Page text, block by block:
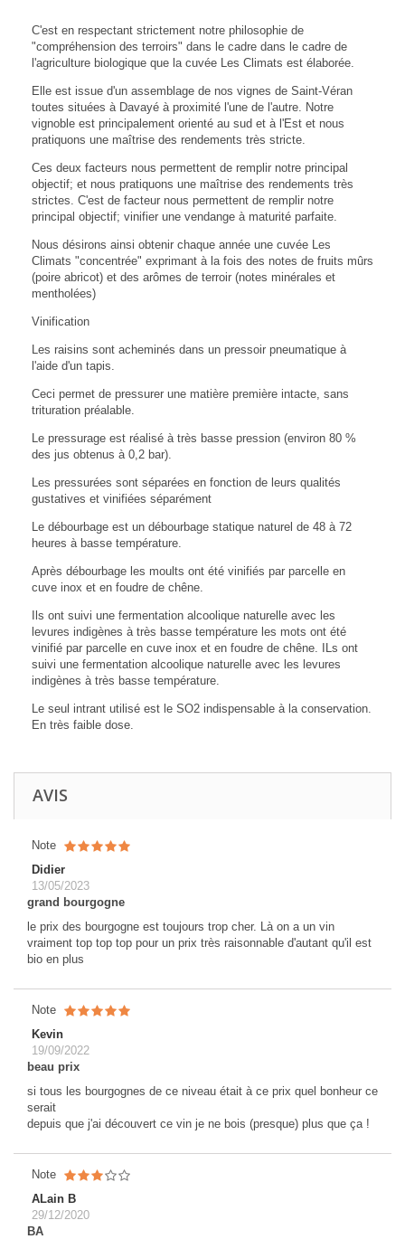
C'est en respectant strictement notre philosophie de
"compréhension des terroirs" dans le cadre dans le cadre de
l'agriculture biologique que la cuvée Les Climats est élaborée.
Elle est issue d'un assemblage de nos vignes de Saint-Véran
toutes situées à Davayé à proximité l'une de l'autre. Notre
vignoble est principalement orienté au sud et à l'Est et nous
pratiquons une maîtrise des rendements très stricte.
Ces deux facteurs nous permettent de remplir notre principal
objectif; et nous pratiquons une maîtrise des rendements très
strictes. C'est de facteur nous permettent de remplir notre
principal objectif; vinifier une vendange à maturité parfaite.
Nous désirons ainsi obtenir chaque année une cuvée Les
Climats "concentrée" exprimant à la fois des notes de fruits mûrs
(poire abricot) et des arômes de terroir (notes minérales et
mentholées)
Vinification
Les raisins sont acheminés dans un pressoir pneumatique à
l'aide d'un tapis.
Ceci permet de pressurer une matière première intacte, sans
trituration préalable.
Le pressurage est réalisé à très basse pression (environ 80 %
des jus obtenus à 0,2 bar).
Les pressurées sont séparées en fonction de leurs qualités
gustatives et vinifiées séparément
Le débourbage est un débourbage statique naturel de 48 à 72
heures à basse température.
Après débourbage les moults ont été vinifiés par parcelle en
cuve inox et en foudre de chêne.
Ils ont suivi une fermentation alcoolique naturelle avec les
levures indigènes à très basse température les mots ont été
vinifié par parcelle en cuve inox et en foudre de chêne. ILs ont
suivi une fermentation alcoolique naturelle avec les levures
indigènes à très basse température.
Le seul intrant utilisé est le SO2 indispensable à la conservation.
En très faible dose.
AVIS
Note
Didier
13/05/2023
grand bourgogne
le prix des bourgogne est toujours trop cher. Là on a un vin
vraiment top top top pour un prix très raisonnable d'autant qu'il est
bio en plus
Note
Kevin
19/09/2022
beau prix
si tous les bourgognes de ce niveau était à ce prix quel bonheur ce
serait
depuis que j'ai découvert ce vin je ne bois (presque) plus que ça !
Note
ALain B
29/12/2020
BA